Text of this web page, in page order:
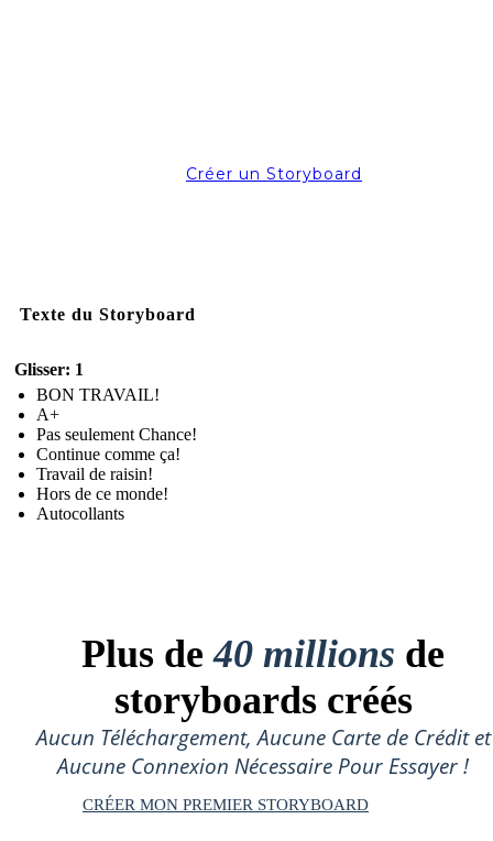
Créer un Storyboard
Texte du Storyboard
Glisser: 1
BON TRAVAIL!
A+
Pas seulement Chance!
Continue comme ça!
Travail de raisin!
Hors de ce monde!
Autocollants
Plus de40 millions de
storyboards créés
Aucun Téléchargement, Aucune Carte de Crédit et
Aucune Connexion Nécessaire Pour Essayer !
CRÉER MON PREMIER STORYBOARD